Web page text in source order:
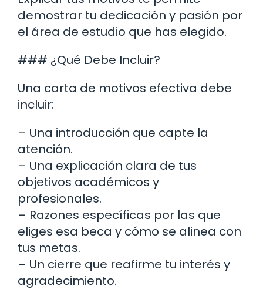
demostrar tu dedicación y pasión por
el área de estudio que has elegido.
### ¿Qué Debe Incluir?
Una carta de motivos efectiva debe
incluir:
– Una introducción que capte la
atención.
– Una explicación clara de tus
objetivos académicos y
profesionales.
– Razones específicas por las que
eliges esa beca y cómo se alinea con
tus metas.
– Un cierre que reafirme tu interés y
agradecimiento.